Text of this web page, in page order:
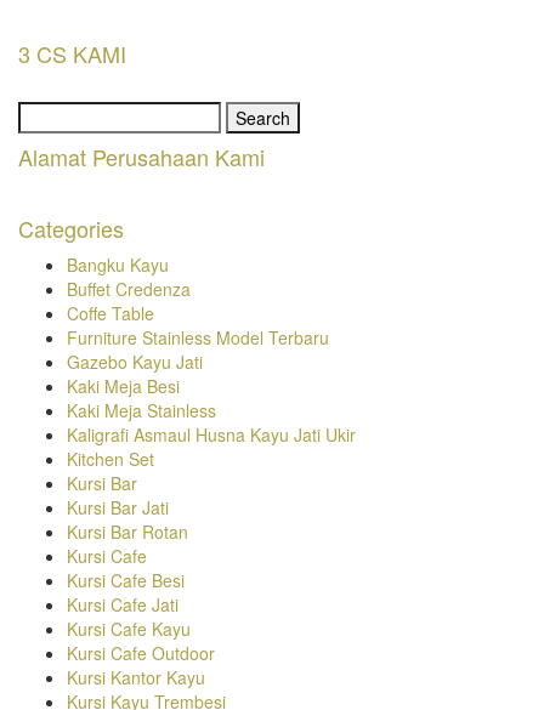
3 CS KAMI
Search
for:
Alamat Perusahaan Kami
Categories
Bangku Kayu
Buffet Credenza
Coffe Table
Furniture Stainless Model Terbaru
Gazebo Kayu Jati
Kaki Meja Besi
Kaki Meja Stainless
Kaligrafi Asmaul Husna Kayu Jati Ukir
Kitchen Set
Kursi Bar
Kursi Bar Jati
Kursi Bar Rotan
Kursi Cafe
Kursi Cafe Besi
Kursi Cafe Jati
Kursi Cafe Kayu
Kursi Cafe Outdoor
Kursi Kantor Kayu
Kursi Kayu Trembesi